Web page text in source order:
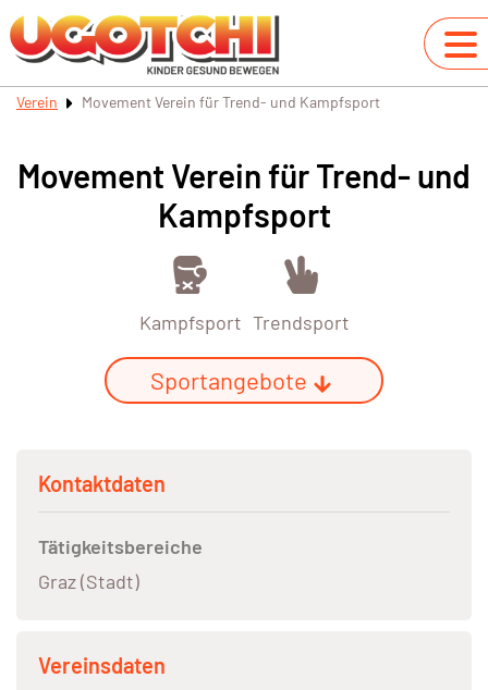
Verein Movement Verein für Trend- und Kampfsport
Movement Verein für Trend- und
Kampfsport
Kampfsport Trendsport
Sportangebote
Kontaktdaten
Tätigkeitsbereiche
Graz (Stadt)
Vereinsdaten